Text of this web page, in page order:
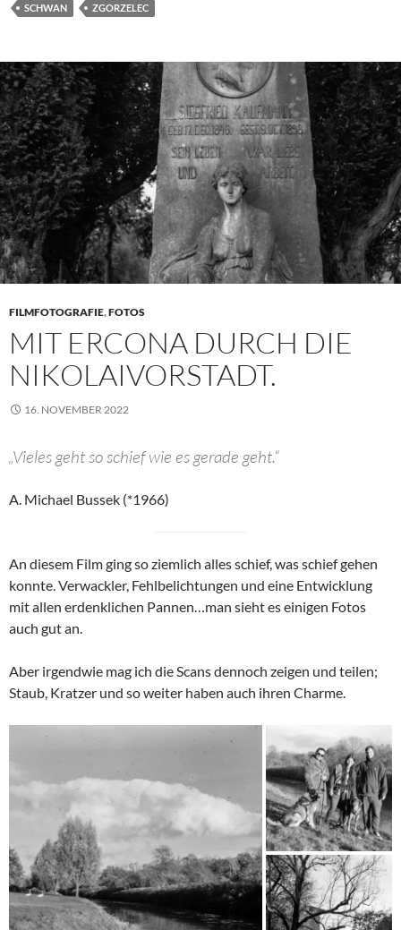
SCHWAN
ZGORZELEC
FILMFOTOGRAFIE,FOTOS
MIT ERCONA DURCH DIE
NIKOLAIVORSTADT.
16. NOVEMBER 2022
„Vieles geht so schief wie es gerade geht.“
A. Michael Bussek (*1966)
An diesem Film ging so ziemlich alles schief, was schief gehen
konnte. Verwackler, Fehlbelichtungen und eine Entwicklung
mit allen erdenklichen Pannen…man sieht es einigen Fotos
auch gut an.
Aber irgendwie mag ich die Scans dennoch zeigen und teilen;
Staub, Kratzer und so weiter haben auch ihren Charme.